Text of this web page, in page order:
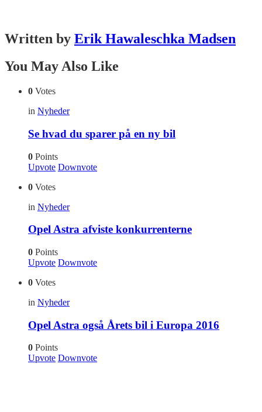
Written by Erik Hawaleschka Madsen
You May Also Like
0 Votes
in Nyheder
Se hvad du sparer på en ny bil
0 Points
Upvote Downvote
0 Votes
in Nyheder
Opel Astra afviste konkurrenterne
0 Points
Upvote Downvote
0 Votes
in Nyheder
Opel Astra også Årets bil i Europa 2016
0 Points
Upvote Downvote